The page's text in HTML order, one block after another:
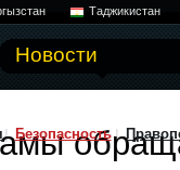
Таджикистан
Новости
Безопасность